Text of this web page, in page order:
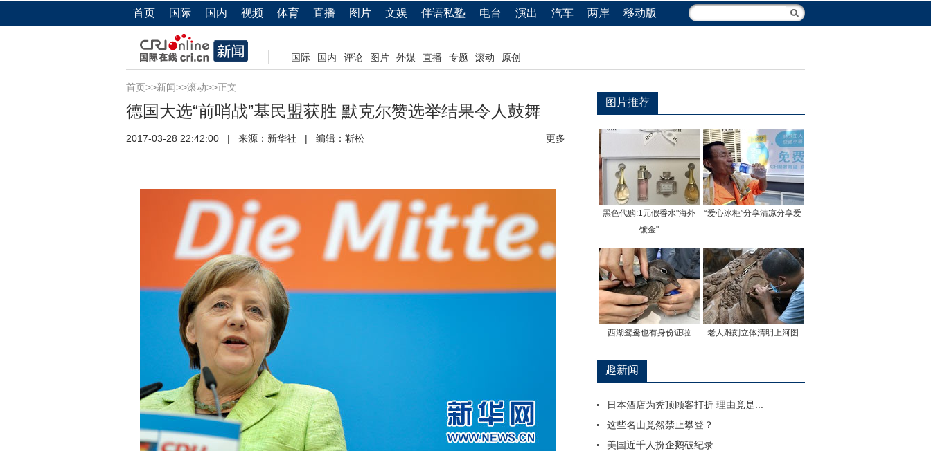
首页 国际 国内 视频 体育 直播 图片 文娱 伴语私塾 电台 演出 汽车 两岸 移动版
国际 国内 评论 图片 外媒 直播 专题 滚动 原创
首页>>新闻>>滚动>>正文
德国大选“前哨战”基民盟获胜 默克尔赞选举结果令人鼓舞
2017-03-28 22:42:00 | 来源： 新华社 | 编辑：靳松 更多
图片推荐
黑色代购:1元假香水"海外
镀金"
“爱心冰柜”分享清凉分享爱
西湖鸳鸯也有身份证啦 老人雕刻立体清明上河图
趣新闻
日本酒店为秃顶顾客打折 理由竟是...
这些名山竟然禁止攀登？
美国近千人扮企鹅破纪录